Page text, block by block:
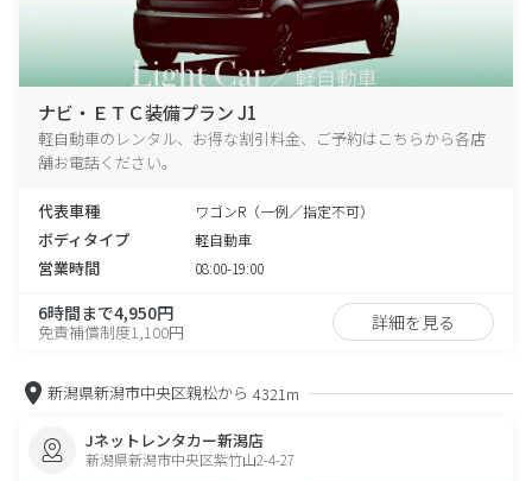
ナビ・ＥＴＣ装備プラン J1
軽自動車のレンタル、お得な割引料金、ご予約はこちらから各店
舗お電話ください。
代表車種 ワゴンR（一例／指定不可）
ボディタイプ 軽自動車
営業時間 08:00-19:00
6時間まで4,950円
免責補償制度1,100円 詳細を見る
新潟県新潟市中央区親松から 4321m
Jネットレンタカー新潟店
新潟県新潟市中央区紫竹山2-4-27